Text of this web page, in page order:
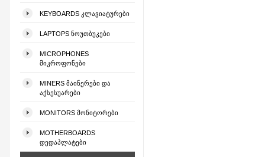
KEYBOARDS ᲙᲚᲐᲕᲘᲐᲢᲣᲠᲔᲑᲘ
LAPTOPS ᲜᲝᲣᲗᲑᲣᲙᲔᲑᲘ
MICROPHONES
ᲛᲘᲙᲠᲝᲤᲝᲜᲔᲑᲘ
MINERS ᲛᲐᲘᲜᲔᲠᲔᲑᲘ ᲓᲐ
ᲐᲥᲡᲔᲡᲣᲐᲠᲔᲑᲘ
MONITORS ᲛᲝᲜᲘᲢᲝᲠᲔᲑᲘ
MOTHERBOARDS
ᲓᲔᲓᲐᲞᲚᲐᲢᲔᲑᲘ